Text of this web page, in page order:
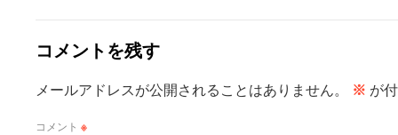
コメントを残す
メールアドレスが公開されることはありません。 ※ が
コメント ※